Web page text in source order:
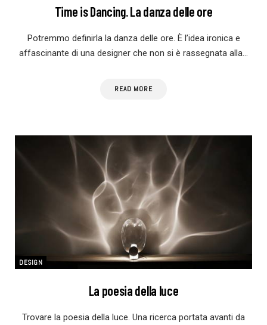
Time is Dancing. La danza delle ore
Potremmo definirla la danza delle ore. È l’idea ironica e
affascinante di una designer che non si è rassegnata alla…
READ MORE
DESIGN
La poesia della luce
Trovare la poesia della luce. Una ricerca portata avanti da